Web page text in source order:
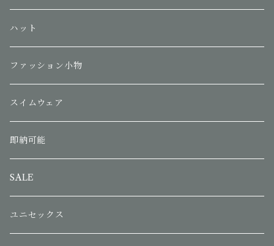
ハット
ファッション小物
スイムウェア
即納可能
SALE
ユニセックス